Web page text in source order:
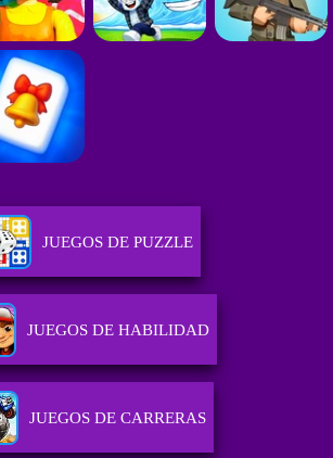
JUEGOS DE PUZZLE
JUEGOS DE HABILIDAD
JUEGOS DE CARRERAS